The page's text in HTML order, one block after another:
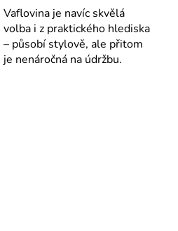
Vaflovina je navíc skvělá
volba i z praktického hlediska
– působí stylově, ale přitom
je nenáročná na údržbu.